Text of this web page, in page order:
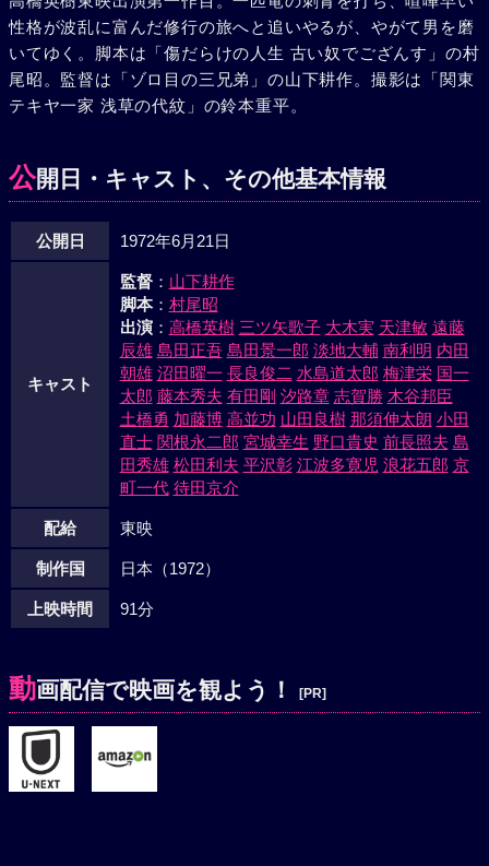
をされていた。この話を開いて頭にきた政治は、鬼高一家へ
渡世の道を正しに行くが、たちまち険悪な空気を招く。その
時、勇吉が、旅から戻り、事の始終を知ると喧嘩を預けて仲
裁をする。その頃東京を中心に関東大震炎が起り材木不足に
よる高騰が相次ぐ。大滝は木曽の材木に目をつけ、これを一
代目にすわる悪企みを抱いた。大滝は兄弟分である鬼高を頼
って、木曽福島へやって来た。大滝はまず尾州屋をおどして
怒り彼を痛めつける。そこへ、おいねをともなった政治が現
われ大滝とふたたび対立する。大滝の野心を押さえるため駒
井総長の代理で若松清三が、木曽福島へやって来た。ところ
が欲に目のくらんだ大滝、鬼高らは、夜の闇に乗じて若松を
射殺、話をつけに来た弥之助をも殺してしまう。この悪辣さ
に耐えかねた勇吉は、親子の盃を返して抵抗するが、彼も大
滝らに斬り殺される。激しい怒りにつきあげられた政治は、
おいね、健坊の制止を振りきって、白刃をかざして鬼高一家
へと、乗り込んでいった……。
性格が波乱に富んだ修行の旅へと追いやるが、やがて男を磨
いてゆく。脚本は「傷だらけの人生 古い奴でござんす」の村
尾昭。監督は「ゾロ目の三兄弟」の山下耕作。撮影は「関東
テキヤ一家 浅草の代紋」の鈴本重平。
公開日・キャスト、その他基本情報
公開日 1972年6月21日
キャスト
監督： 山下耕作
脚本： 村尾昭
出演： 高橋英樹 三ツ矢歌子 大木実 天津敏 遠藤
辰雄 島田正吾 島田景一郎 淡地大輔 南利明 内田
朝雄 沼田曜一 長良俊二 水島道太郎 梅津栄 国一
太郎 藤本秀夫 有田剛 汐路章 志賀勝 木谷邦臣
土橋勇 加藤博 高並功 山田良樹 那須伸太朗 小田
直士 関根永二郎 宮城幸生 野口貴史 前長照夫 島
田秀雄 松田利夫 平沢彰 江波多寛児 浪花五郎 京
町一代 待田京介
配給 東映
制作国 日本（1972）
上映時間 91分
動画配信で映画を観よう！ [PR]